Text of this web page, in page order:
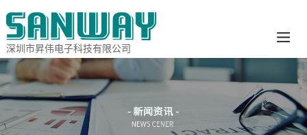
深圳市昇伟电子科技有限公司